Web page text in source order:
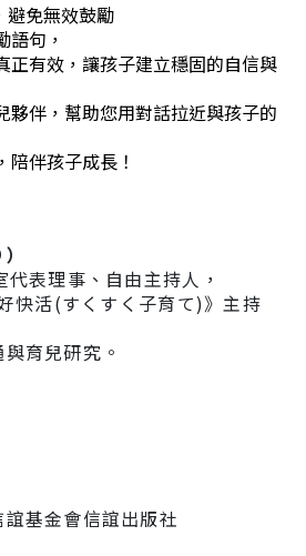
避免無效鼓勵
句，
正有效，讓孩子建立穩固的自信與
夥伴，幫助您用對話拉近與孩子的
伴孩子成長！
表理事、自由主持人，
快活(すくすく子育て)》主持
育兒研究。
基金會信誼出版社